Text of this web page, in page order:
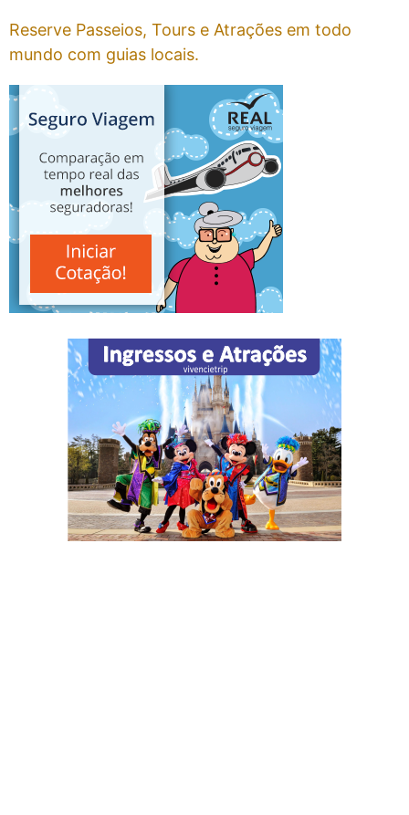
Reserve Passeios, Tours e Atrações em todo
mundo com guias locais.